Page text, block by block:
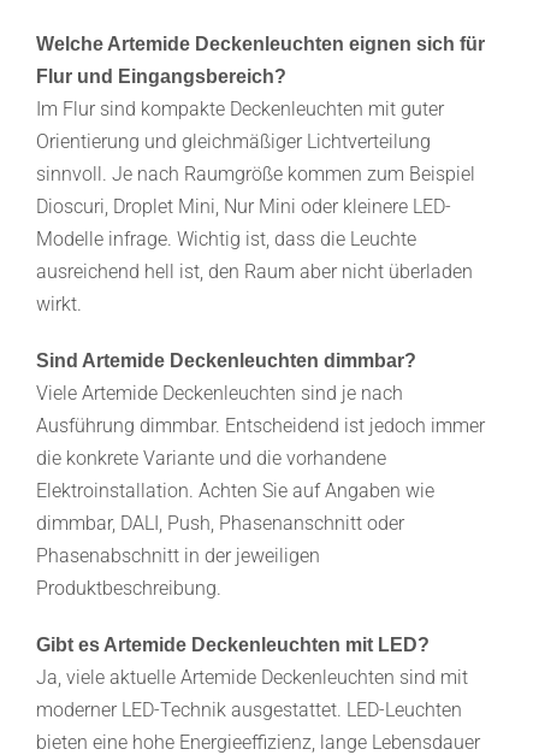
Welche Artemide Deckenleuchten eignen sich für
Flur und Eingangsbereich?
Im Flur sind kompakte Deckenleuchten mit guter
Orientierung und gleichmäßiger Lichtverteilung
sinnvoll. Je nach Raumgröße kommen zum Beispiel
Dioscuri, Droplet Mini, Nur Mini oder kleinere LED-
Modelle infrage. Wichtig ist, dass die Leuchte
ausreichend hell ist, den Raum aber nicht überladen
wirkt.
Sind Artemide Deckenleuchten dimmbar?
Viele Artemide Deckenleuchten sind je nach
Ausführung dimmbar. Entscheidend ist jedoch immer
die konkrete Variante und die vorhandene
Elektroinstallation. Achten Sie auf Angaben wie
dimmbar, DALI, Push, Phasenanschnitt oder
Phasenabschnitt in der jeweiligen
Produktbeschreibung.
Gibt es Artemide Deckenleuchten mit LED?
Ja, viele aktuelle Artemide Deckenleuchten sind mit
moderner LED-Technik ausgestattet. LED-Leuchten
bieten eine hohe Energieeffizienz, lange Lebensdauer